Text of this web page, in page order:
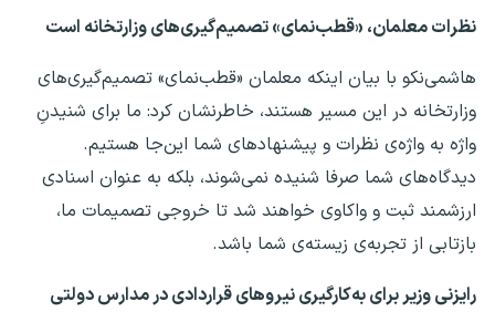
نظرات معلمان، «قطب‌نمای» تصمیم‌گیری‌های وزارتخانه است
هاشمی‌نکو با بیان اینکه معلمان «قطب‌نمای» تصمیم‌گیری‌های
وزارتخانه در این مسیر هستند، خاطرنشان کرد: ما برای شنیدنِ
واژه به واژه‌ی نظرات و پیشنهادهای شما این‌جا هستیم.
دیدگاه‌های شما صرفا شنیده نمی‌شوند، بلکه به عنوان اسنادی
ارزشمند ثبت و واکاوی خواهند شد تا خروجی تصمیمات ما،
بازتابی از تجربه‌ی زیسته‌ی شما باشد.
رایزنی وزیر برای به‌کارگیری نیروهای قراردادی در مدارس دولتی